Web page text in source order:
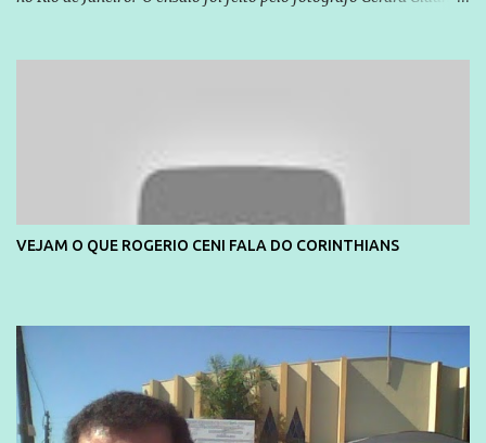
VEJAM O QUE ROGERIO CENI FALA DO CORINTHIANS